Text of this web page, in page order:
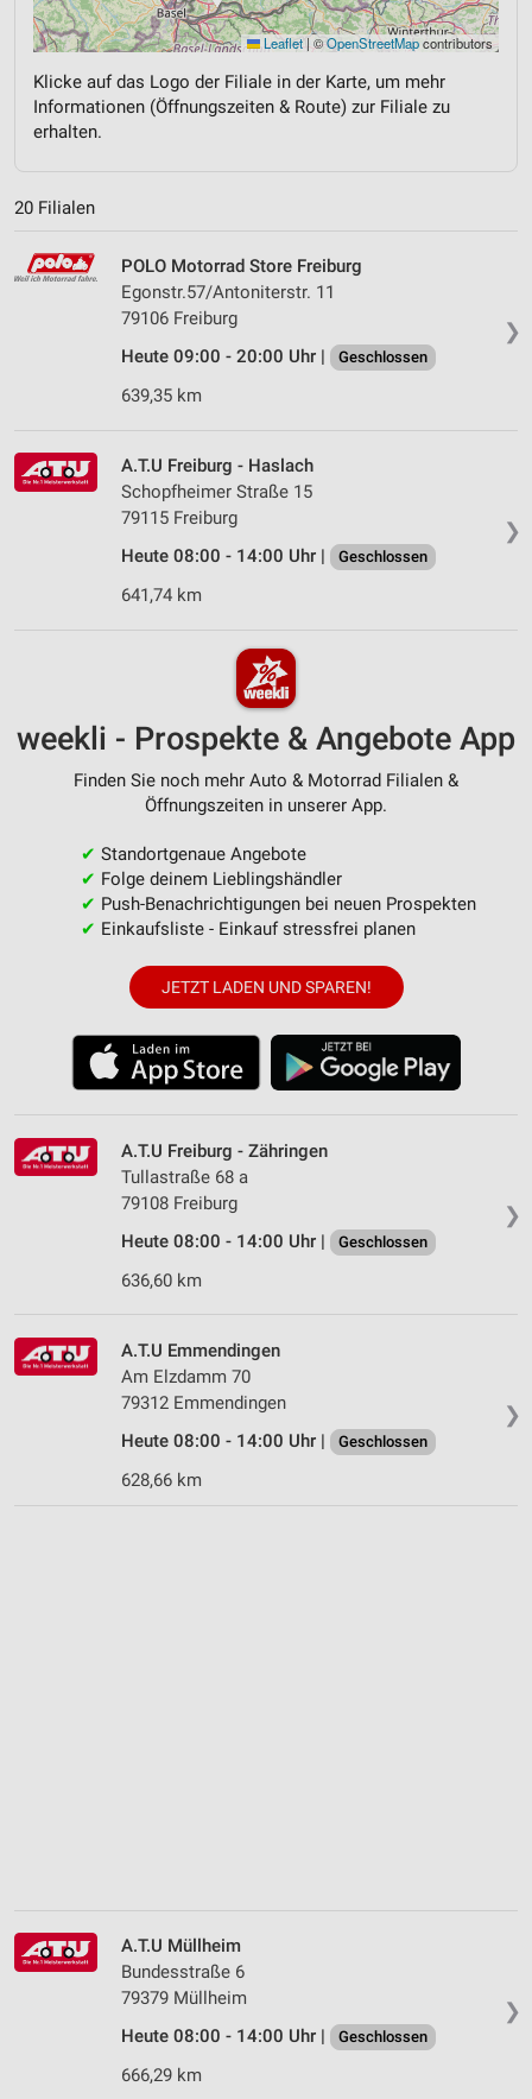
Leaflet | ©OpenStreetMapcontributors
Klicke auf das Logo der Filiale in der Karte, um mehr
Informationen (Öffnungszeiten & Route) zur Filiale zu
erhalten.
20 Filialen
❯
POLO Motorrad Store Freiburg
Egonstr.57/Antoniterstr. 11
79106 Freiburg
Heute 09:00 - 20:00 Uhr |
Geschlossen
639,35 km
❯
A.T.U Freiburg - Haslach
Schopfheimer Straße 15
79115 Freiburg
Heute 08:00 - 14:00 Uhr |
Geschlossen
641,74 km
weekli - Prospekte & Angebote App
Finden Sie noch mehr Auto & Motorrad Filialen &
Öffnungszeiten in unserer App.
✔ Standortgenaue Angebote
✔ Folge deinem Lieblingshändler
✔ Push-Benachrichtigungen bei neuen Prospekten
✔ Einkaufsliste - Einkauf stressfrei planen
JETZT LADEN UND SPAREN!
❯
A.T.U Freiburg - Zähringen
Tullastraße 68 a
79108 Freiburg
Heute 08:00 - 14:00 Uhr |
Geschlossen
636,60 km
❯
A.T.U Emmendingen
Am Elzdamm 70
79312 Emmendingen
Heute 08:00 - 14:00 Uhr |
Geschlossen
628,66 km
❯
A.T.U Müllheim
Bundesstraße 6
79379 Müllheim
Heute 08:00 - 14:00 Uhr |
Geschlossen
666,29 km